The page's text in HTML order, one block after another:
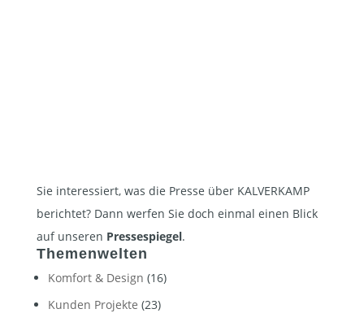
Sie interessiert, was die Presse über KALVERKAMP
berichtet? Dann werfen Sie doch einmal einen Blick
auf unseren Pressespiegel.
Themenwelten
Komfort & Design (16)
Kunden Projekte (23)